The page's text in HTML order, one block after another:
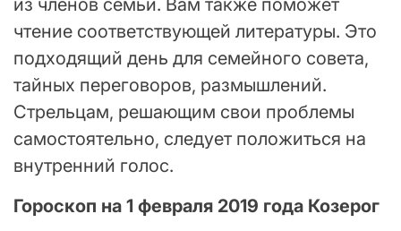
чтение соответствующей литературы. Это
подходящий день для семейного совета,
тайных переговоров, размышлений.
Стрельцам, решающим свои проблемы
самостоятельно, следует положиться на
внутренний голос.
Гороскоп на 1 февраля 2019 года Козерог